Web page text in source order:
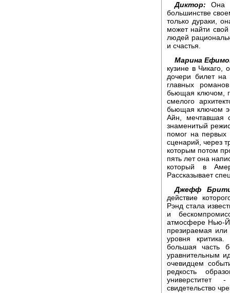
Диктор: Она
большинстве
только дураки,
может найти
людей
и счастья.
Марина
кузине в Чикаго,
дочери билет
главных
бьющая ключом,
смелого
бьющая ключом
Айн, мечтавшая
знаменитый
помог на первых
сценарий, через
которым потом
пять лет она
который в
Рассказывает
Джефф
действие
Рэнд стала
и
атмосфере Нью-
презираемая или
уровня
большая часть
уравнительным
очевидцем
редкость
универститет
свидетельство